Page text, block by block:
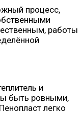
процесс,
работы
и
быть ровными,
легко